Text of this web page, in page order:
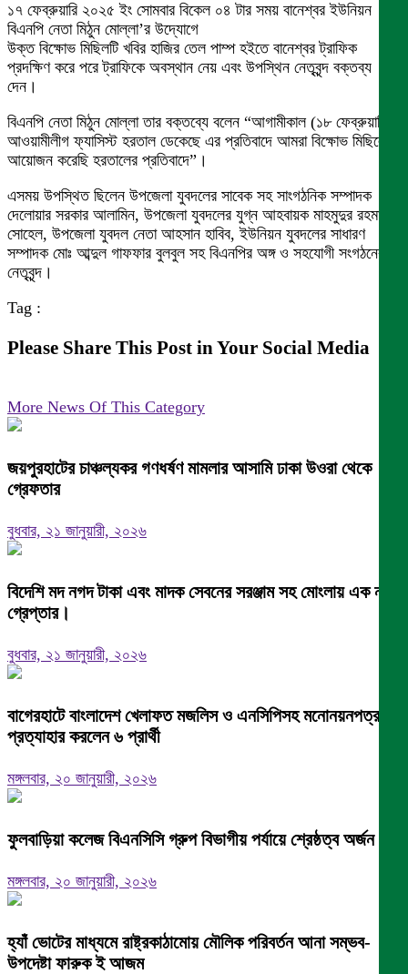
১৭ ফেব্রুয়ারি ২০২৫ ইং সোমবার বিকেল ০৪ টার সময় বানেশ্বর ইউনিয়ন
বিএনপি নেতা মিঠুন মোল্লা’র উদ্যোগে
উক্ত বিক্ষোভ মিছিলটি খবির হাজির তেল পাম্প হইতে বানেশ্বর ট্রাফিক
প্রদক্ষিণ করে পরে ট্রাফিকে অবস্থান নেয় এবং উপস্থিন নেতৃবৃন্দ বক্তব্য
দেন।
বিএনপি নেতা মিঠুন মোল্লা তার বক্তব্যে বলেন “আগামীকাল (১৮ ফেব্রুয়ারি)
আওয়ামীলীগ ফ্যাসিস্ট হরতাল ডেকেছে এর প্রতিবাদে আমরা বিক্ষোভ মিছিলের
আয়োজন করেছি হরতালের প্রতিবাদে”।
এসময় উপস্থিত ছিলেন উপজেলা যুবদলের সাবেক সহ সাংগঠনিক সম্পাদক
দেলোয়ার সরকার আলামিন, উপজেলা যুবদলের যুগ্ন আহবায়ক মাহমুদুর রহমান
সোহেল, উপজেলা যুবদল নেতা আহসান হাবিব, ইউনিয়ন যুবদলের সাধারণ
সম্পাদক মোঃ আব্দুল গাফফার বুলবুল সহ বিএনপির অঙ্গ ও সহযোগী সংগঠনের
নেতৃবৃন্দ।
Tag :
Please Share This Post in Your Social Media
More News Of This Category
জয়পুরহাটের চাঞ্চল্যকর গণধর্ষণ মামলার আসামি ঢাকা উওরা থেকে
গ্রেফতার
বুধবার, ২১ জানুয়ারী, ২০২৬
বিদেশি মদ নগদ টাকা এবং মাদক সেবনের সরঞ্জাম সহ মোংলায় এক নারী
গ্রেপ্তার।
বুধবার, ২১ জানুয়ারী, ২০২৬
বাগেরহাটে বাংলাদেশ খেলাফত মজলিস ও এনসিপিসহ মনোনয়নপত্র
প্রত্যাহার করলেন ৬ প্রার্থী
মঙ্গলবার, ২০ জানুয়ারী, ২০২৬
ফুলবাড়িয়া কলেজ বিএনসিসি গ্রুপ বিভাগীয় পর্যায়ে শ্রেষ্ঠত্ব অর্জন।
মঙ্গলবার, ২০ জানুয়ারী, ২০২৬
হ্যাঁ ভোটের মাধ্যমে রাষ্ট্রকাঠামোয় মৌলিক পরিবর্তন আনা সম্ভব-
উপদেষ্টা ফারুক ই আজম